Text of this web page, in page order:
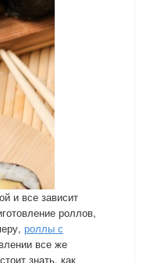
и все зависит
роллов,
роллы с
все же
знать, как